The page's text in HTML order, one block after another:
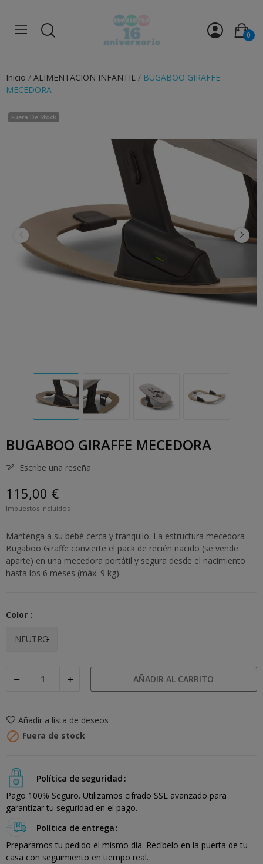
0
Inicio ALIMENTACION INFANTIL
BUGABOO GIRAFFE
MECEDORA
Fuera De Stock
BUGABOO GIRAFFE MECEDORA
Escribe una reseña
115,00 €
Impuestos incluidos
Mantenga a su bebé cerca y tranquilo. La estructura mecedora
Bugaboo Giraffe convierte el pack de recién nacido (se vende
aparte) en una mecedora portátil y segura desde el nacimiento
hasta los 6 meses (máx. 9 kg).
Color :
AÑADIR AL CARRITO
Añadir a lista de deseos
 Fuera de stock
Política de seguridad
Pago 100% Seguro. Utilizamos cifrado SSL avanzado para
garantizar tu seguridad en el pago.
Política de entrega
Preparamos tu pedido el mismo día. Recíbelo en la puerta de tu
casa con seguimiento en tiempo real.